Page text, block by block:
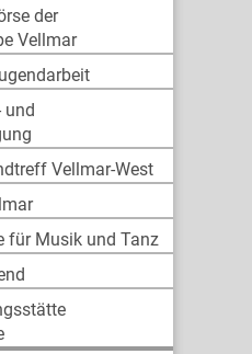
der
Vellmar
und
Vellmar-West
für Musik und Tanz